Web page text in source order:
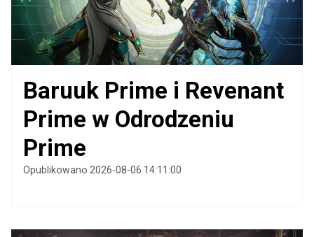
Baruuk Prime i Revenant
Prime w Odrodzeniu
Prime
Opublikowano 2026-08-06 14:11:00